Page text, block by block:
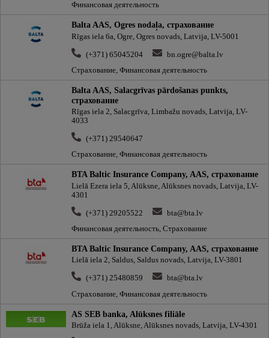
Финансовая деятельность
Balta AAS, Ogres nodaļa, cтрахование
Rīgas iela 6a, Ogre, Ogres novads, Latvija, LV-5001
(+371) 65045204
bn.ogre@balta.lv
Страхование, Финансовая деятельность
Balta AAS, Salacgrīvas pārdošanas punkts,
cтрахование
Rīgas iela 2, Salacgrīva, Limbažu novads, Latvija, LV-
4033
(+371) 29540647
Страхование, Финансовая деятельность
BTA Baltic Insurance Company, AAS, cтрахование
Lielā Ezera iela 5, Alūksne, Alūksnes novads, Latvija, LV-
4301
(+371) 29205522
bta@bta.lv
Финансовая деятельность, Страхование
BTA Baltic Insurance Company, AAS, cтрахование
Lielā iela 2, Saldus, Saldus novads, Latvija, LV-3801
(+371) 25480859
bta@bta.lv
Страхование, Финансовая деятельность
AS SEB banka, Alūksnes filiāle
Brūža iela 1, Alūksne, Alūksnes novads, Latvija, LV-4301